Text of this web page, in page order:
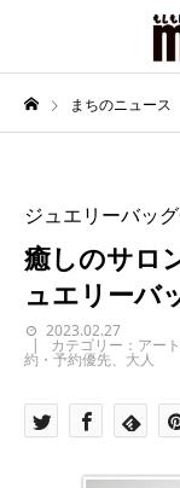
まちのニュース
ジュエリーバッ
癒しのサロ
ュエリーバ
2023.02.27
カテゴリー：アー
約・予約優先、大人